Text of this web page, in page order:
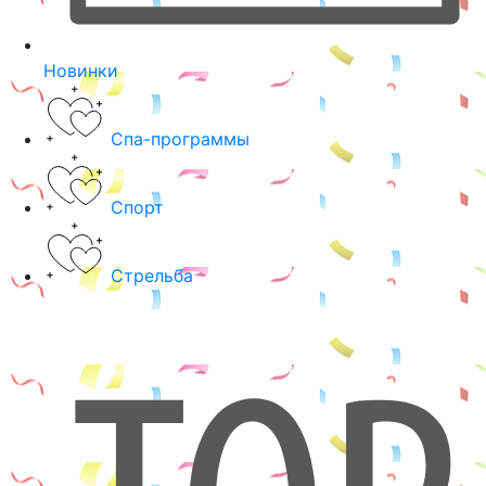
Новинки
Спа-программы
Спорт
Стрельба